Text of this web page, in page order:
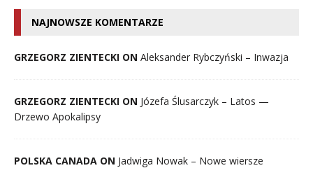
NAJNOWSZE KOMENTARZE
GRZEGORZ ZIENTECKI ON Aleksander Rybczyński – Inwazja
GRZEGORZ ZIENTECKI ON Józefa Ślusarczyk – Latos —
Drzewo Apokalipsy
POLSKA CANADA ON Jadwiga Nowak – Nowe wiersze